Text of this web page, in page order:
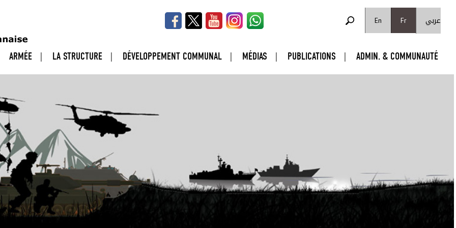
En
Fr عربي FORMULAIRE DE RECHERCHE
ARMÉE LA STRUCTURE DÉVELOPPEMENT COMMUNAL MÉDIAS PUBLICATIONS ADMIN. & COMMUNAUTÉ